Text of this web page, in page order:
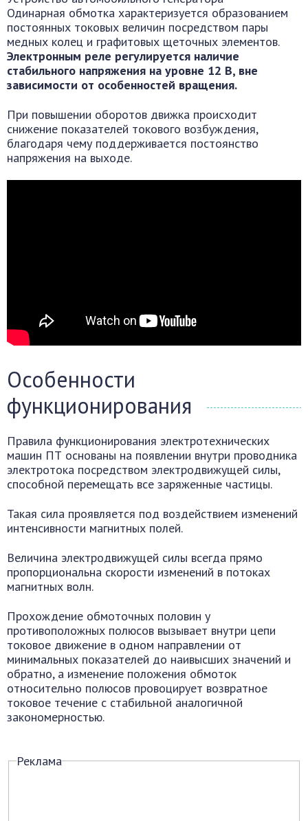
Одинарная обмотка характеризуется образованием
постоянных токовых величин посредством пары
медных колец и графитовых щеточных элементов.
Электронным реле регулируется наличие
стабильного напряжения на уровне 12 В, вне
зависимости от особенностей вращения.
При повышении оборотов движка происходит
снижение показателей токового возбуждения,
благодаря чему поддерживается постоянство
напряжения на выходе.
Особенности
функционирования
Правила функционирования электротехнических
машин ПТ основаны на появлении внутри проводника
электротока посредством электродвижущей силы,
способной перемещать все заряженные частицы.
Такая сила проявляется под воздействием изменений
интенсивности магнитных полей.
Величина электродвижущей силы всегда прямо
пропорциональна скорости изменений в потоках
магнитных волн.
Прохождение обмоточных половин у
противоположных полюсов вызывает внутри цепи
токовое движение в одном направлении от
минимальных показателей до наивысших значений и
обратно, а изменение положения обмоток
относительно полюсов провоцирует возвратное
токовое течение с стабильной аналогичной
закономерностью.
Реклама